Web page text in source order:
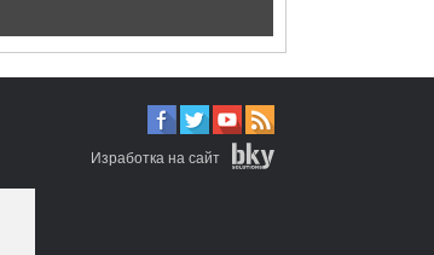
Изработка на сайт